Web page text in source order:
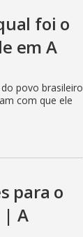
foi o
em A
povo brasileiro
com que ele
para o
| A